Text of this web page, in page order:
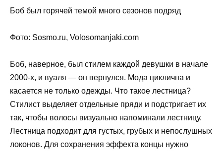
Боб был горячей темой много сезонов подряд
Фото: Sosmo.ru, Volosomanjaki.com
Боб, наверное, был стилем каждой девушки в начале
2000-х, и вуаля — он вернулся. Мода циклична и
касается не только одежды. Что такое лестница?
Стилист выделяет отдельные пряди и подстригает их
так, чтобы волосы визуально напоминали лестницу.
Лестница подходит для густых, грубых и непослушных
локонов. Для сохранения эффекта концы нужно